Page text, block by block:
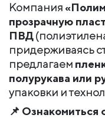
Компания
прозрачную
ПВД
придерживаясь
предлагаем
полурукава или
упаковки и
📌 Ознакомиться